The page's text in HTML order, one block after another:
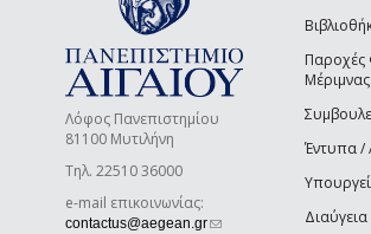
Λόφος Πανεπιστημίου
81100 Μυτιλήνη
Τηλ. 22510 36000
e-mail επικοινωνίας:
contactus@aegean.gr(link sends e-mail)
Παροχές
Μέριμνας
Έντυπα /
Διαύγεια